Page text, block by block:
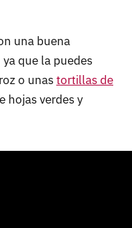
una buena
que la puedes
o unastortillas de
hojas verdes y